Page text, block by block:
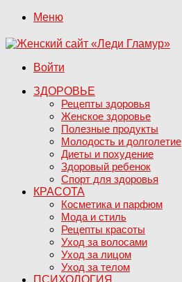
Меню
Войти
ЗДОРОВЬЕ
Рецепты здоровья
Женское здоровье
Полезные продукты
Молодость и долголетие
Диеты и похудение
Здоровый ребенок
Спорт для здоровья
КРАСОТА
Косметика и парфюм
Мода и стиль
Рецепты красоты
Уход за волосами
Уход за лицом
Уход за телом
ПСИХОЛОГИЯ